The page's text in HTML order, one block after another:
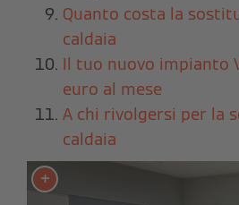
Quanto costa la
caldaia
Il tuo nuovo impianto
euro al mese
A chi rivolgersi per la
caldaia